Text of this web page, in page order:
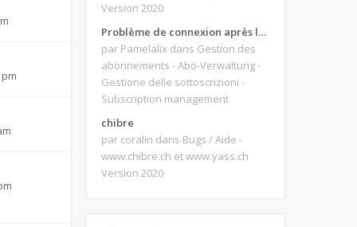
Version 2020
Problème de connexion après le changement d'adresse e-mail.
par Pamelalix dans Gestion des
abonnements - Abo-Verwaltung -
Gestione delle sottoscrizioni -
Subscription management
chibre
par coralin dans Bugs / Aide -
www.chibre.ch et www.yass.ch
Version 2020